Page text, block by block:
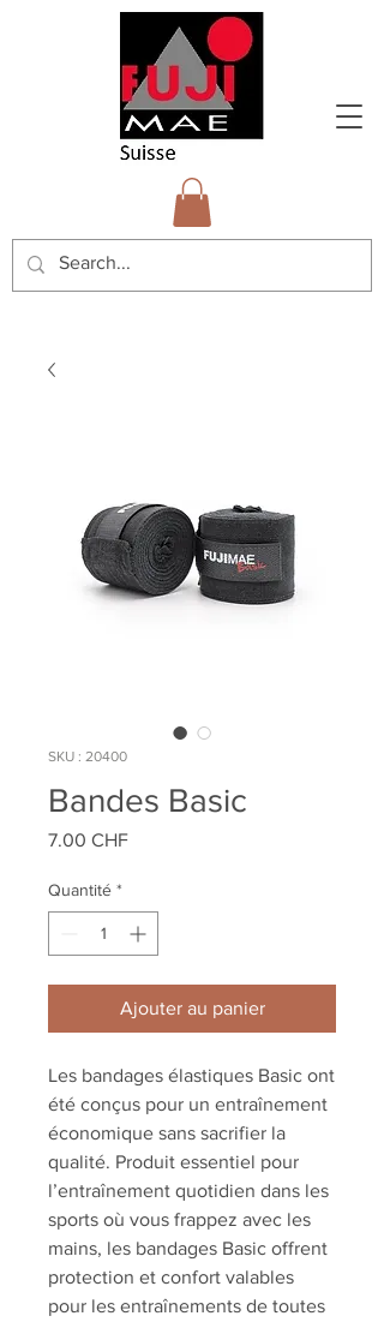
SKU : 20400
Bandes Basic
7.00 CHFPrix
Quantité *
Ajouter au panier
Les bandages élastiques Basic ont
été conçus pour un entraînement
économique sans sacrifier la
qualité. Produit essentiel pour
l’entraînement quotidien dans les
sports où vous frappez avec les
mains, les bandages Basic offrent
protection et confort valables
pour les entraînements de toutes